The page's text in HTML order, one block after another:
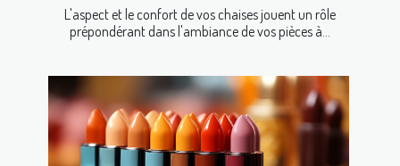
L'aspect et le confort de vos chaises jouent un rôle
prépondérant dans l'ambiance de vos pièces à...